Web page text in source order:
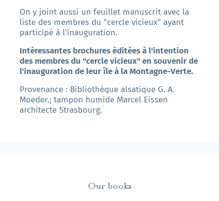
On y joint aussi un feuillet manuscrit avec la
liste des membres du "cercle vicieux" ayant
participé à l'inauguration.
Intéressantes brochures éditées à l'intention
des membres du "cercle vicieux" en souvenir de
l'inauguration de leur île à la Montagne-Verte.
Provenance : Bibliothèque alsatique G. A.
Moeder.; tampon humide Marcel Eissen
architecte Strasbourg.
Our books